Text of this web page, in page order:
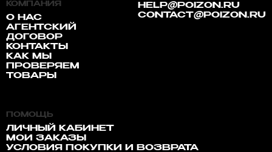
КОМПАНИЯ
О НАС
АГЕНТСКИЙ
ДОГОВОР
КОНТАКТЫ
КАК МЫ
ПРОВЕРЯЕМ
ТОВАРЫ
HELP@POIZON.RU
CONTACT@POIZON.RU
ПОМОЩЬ
ЛИЧНЫЙ КАБИНЕТ
МОИ ЗАКАЗЫ
УСЛОВИЯ ПОКУПКИ И ВОЗВРАТА